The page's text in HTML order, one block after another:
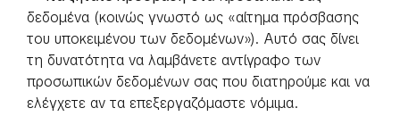
δεδομένα (κοινώς γνωστό ως «αίτημα πρόσβασης
του υποκειμένου των δεδομένων»). Αυτό σας δίνει
τη δυνατότητα να λαμβάνετε αντίγραφο των
προσωπικών δεδομένων σας που διατηρούμε και να
ελέγχετε αν τα επεξεργαζόμαστε νόμιμα.